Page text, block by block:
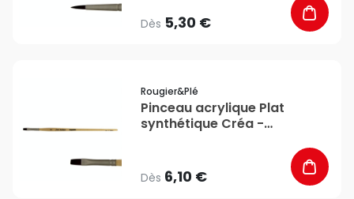
Dès 5,30 €
Rougier&plé
Pinceau acrylique Plat
synthétique Créa -
Dès 6,10 €